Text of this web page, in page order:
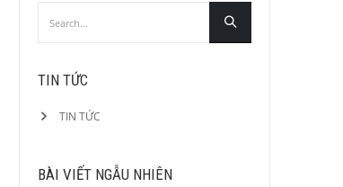
TIN TỨC
TIN TỨC
BÀI VIẾT NGẪU NHIÊN